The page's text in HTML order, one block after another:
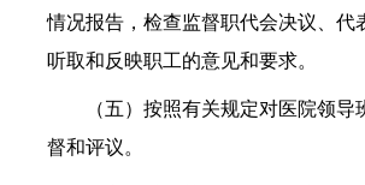
情况报告，检查监督职代会决议、代
听取和反映职工的意见和要求。
（五）按照有关规定对医院领
督和评议。